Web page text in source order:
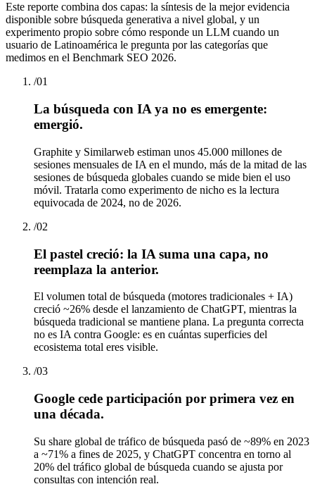
Este reporte combina dos capas: la síntesis de la mejor evidencia
disponible sobre búsqueda generativa a nivel global, y un
experimento propio sobre cómo responde un LLM cuando un
usuario de Latinoamérica le pregunta por las categorías que
medimos en el Benchmark SEO 2026.
/01
La búsqueda con IA ya no es emergente:
emergió.
Graphite y Similarweb estiman unos 45.000 millones de
sesiones mensuales de IA en el mundo, más de la mitad de las
sesiones de búsqueda globales cuando se mide bien el uso
móvil. Tratarla como experimento de nicho es la lectura
equivocada de 2024, no de 2026.
/02
El pastel creció: la IA suma una capa, no
reemplaza la anterior.
El volumen total de búsqueda (motores tradicionales + IA)
creció ~26% desde el lanzamiento de ChatGPT, mientras la
búsqueda tradicional se mantiene plana. La pregunta correcta
no es IA contra Google: es en cuántas superficies del
ecosistema total eres visible.
/03
Google cede participación por primera vez en
una década.
Su share global de tráfico de búsqueda pasó de ~89% en 2023
a ~71% a fines de 2025, y ChatGPT concentra en torno al
20% del tráfico global de búsqueda cuando se ajusta por
consultas con intención real.